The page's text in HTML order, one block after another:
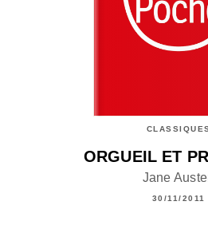
ORGUEIL ET
Jane
30/11/2011